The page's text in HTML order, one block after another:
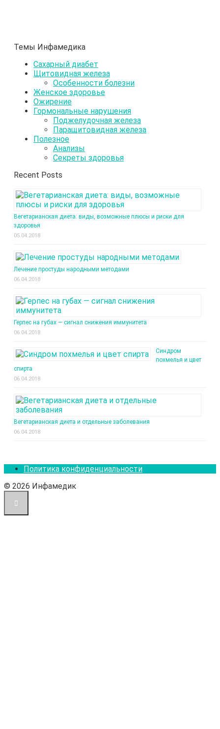
Темы Инфамедика
Сахарный диабет
Щитовидная железа
Особенности болезни
Женское здоровье
Ожирение
Гормональные нарушения
Поджелудочная железа
Паращитовидная железа
Полезное
Анализы
Секреты здоровья
Recent Posts
Вегетарианская диета: виды, возможные плюсы и риски для
здоровья
05.04.2018
Лечение простуды народными методами
06.04.2018
Герпес на губах — сигнал снижения иммунитета
06.04.2018
Синдром
похмелья и цвет
спирта
06.04.2018
Вегетарианская диета и отдельные заболевания
06.04.2018
Политика конфиденциальности
© 2026 Инфамедик